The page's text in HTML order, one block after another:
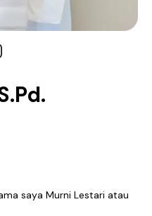
saya Murni Lestari atau